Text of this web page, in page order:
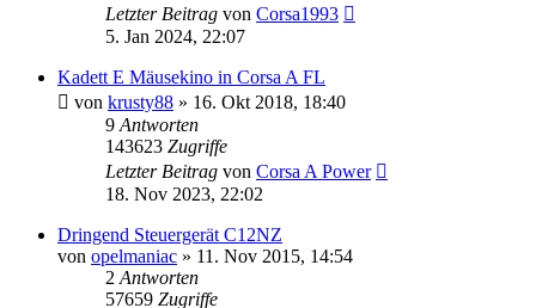
Letzter Beitrag von Corsa1993
5. Jan 2024, 22:07
Kadett E Mäusekino in Corsa A FL
von krusty88 » 16. Okt 2018, 18:40
9 Antworten
143623 Zugriffe
Letzter Beitrag von Corsa A Power
18. Nov 2023, 22:02
Dringend Steuergerät C12NZ
von opelmaniac » 11. Nov 2015, 14:54
2 Antworten
57659 Zugriffe